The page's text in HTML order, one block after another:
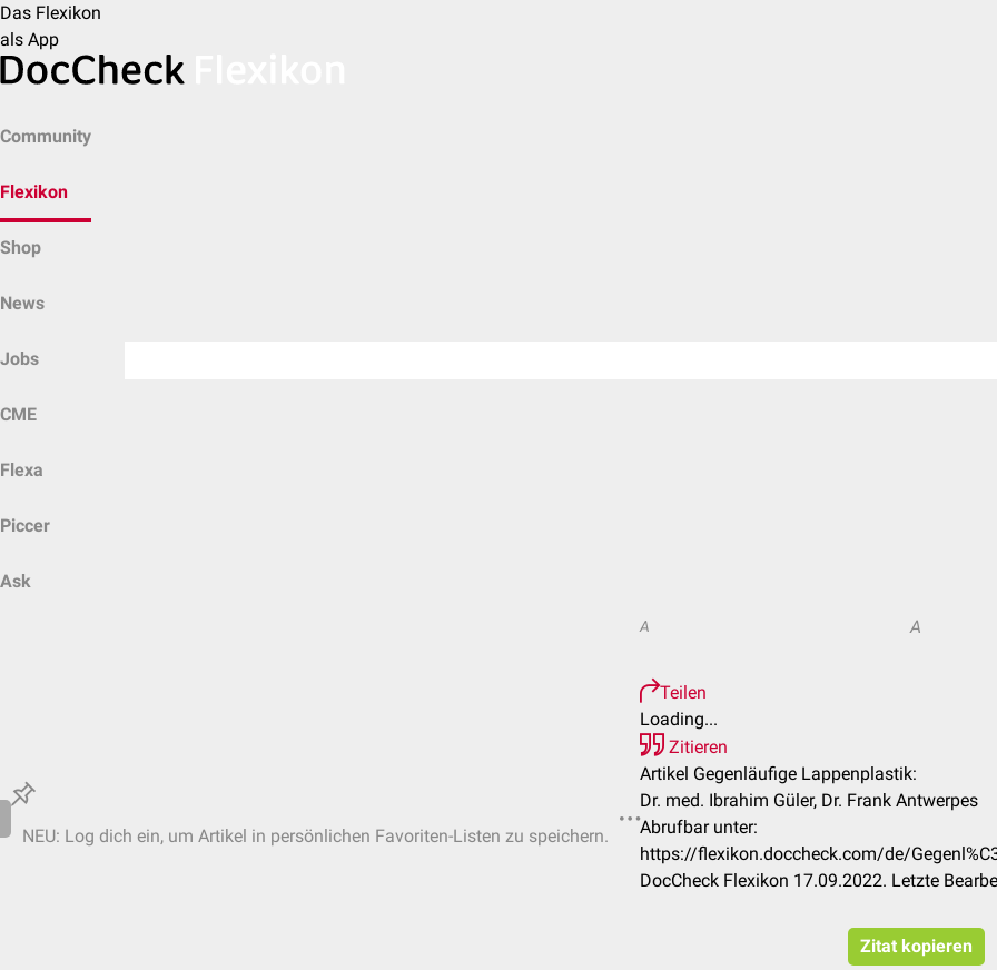
Das Flexikon
als App
Community
Flexikon
Shop
News
Jobs
CME
Flexa
Piccer
Ask
NEU: Log dich ein, um Artikel in persönlichen Favoriten-Listen zu speichern.
A A
Teilen
Loading...
Zitieren
Artikel Gegenläufige Lappenplastik:
Dr. med. Ibrahim Güler, Dr. Frank Antwerpes
Abrufbar unter:
https://flexikon.doccheck.com/de/
DocCheck Flexikon 17.09.2022. Letzte
Zitat kopieren